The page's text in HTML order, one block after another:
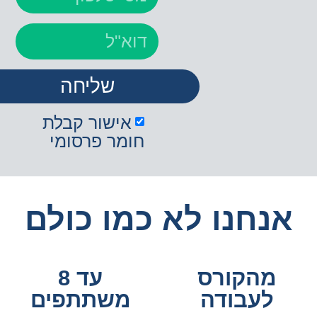
אישור קבלת
חומר פרסומי
שליחה
אנחנו לא כמו כולם
מהקורס
לעבודה
עד 8
משתתפים